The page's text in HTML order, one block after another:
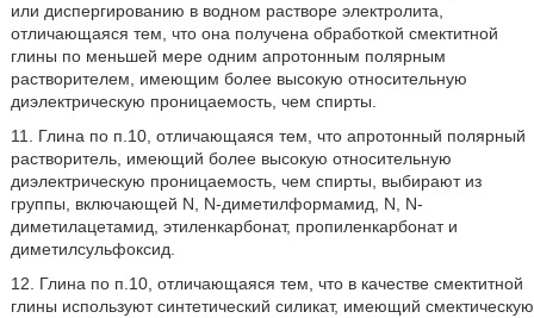
или диспергированию в водном растворе электролита,
отличающаяся тем, что она получена обработкой смектитной
глины по меньшей мере одним апротонным полярным
растворителем, имеющим более высокую относительную
диэлектрическую проницаемость, чем спирты.
11. Глина по п.10, отличающаяся тем, что апротонный полярный
растворитель, имеющий более высокую относительную
диэлектрическую проницаемость, чем спирты, выбирают из
группы, включающей N, N-диметилформамид, N, N-
диметилацетамид, этиленкарбонат, пропиленкарбонат и
диметилсульфоксид.
12. Глина по п.10, отличающаяся тем, что в качестве смектитной
глины используют синтетический силикат, имеющий смектическую